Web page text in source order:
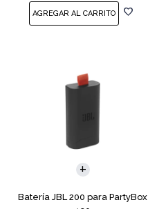
Batería JBL 200 para PartyBox